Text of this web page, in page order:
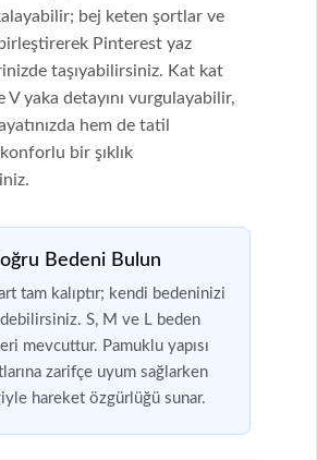
bej keten şortlar ve
Pinterest yaz
taşıyabilirsiniz. Kat kat
V yaka detayını vurgulayabilir,
hem de tatil
bir şıklık
Bedeni Bulun
tam kalıptır; kendi bedeninizi
S, M ve L beden
mevcuttur. Pamuklu yapısı
zarifçe uyum sağlarken
hareket özgürlüğü sunar.